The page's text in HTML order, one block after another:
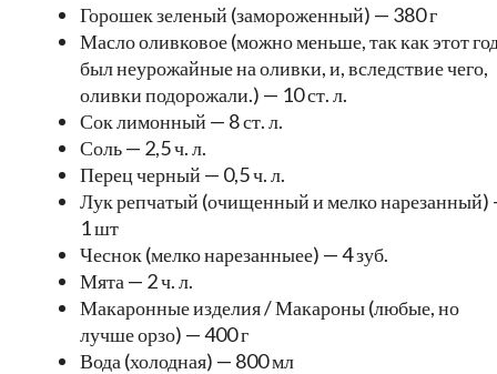
Горошек зеленый (замороженный) — 380 г
Масло оливковое (можно меньше, так как этот
был неурожайные на оливки, и, вследствие чего,
оливки подорожали.) — 10 ст. л.
Сок лимонный — 8 ст. л.
Соль — 2,5 ч. л.
Перец черный — 0,5 ч. л.
Лук репчатый (очищенный и мелко нарезанный)
1 шт
Чеснок (мелко нарезанныее) — 4 зуб.
Мята — 2 ч. л.
Макаронные изделия / Макароны (любые, но
лучше орзо) — 400 г
Вода (холодная) — 800 мл